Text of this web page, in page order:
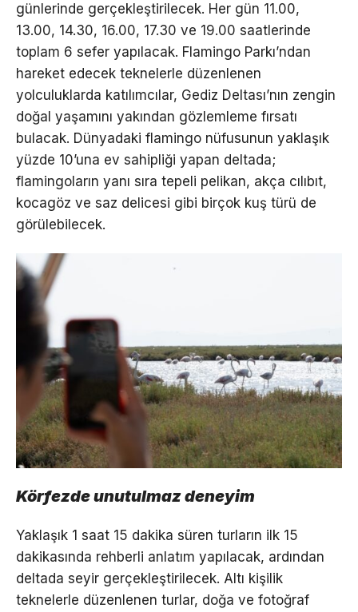
günlerinde gerçekleştirilecek. Her gün 11.00,
13.00, 14.30, 16.00, 17.30 ve 19.00 saatlerinde
toplam 6 sefer yapılacak. Flamingo Parkı’ndan
hareket edecek teknelerle düzenlenen
yolculuklarda katılımcılar, Gediz Deltası’nın zengin
doğal yaşamını yakından gözlemleme fırsatı
bulacak. Dünyadaki flamingo nüfusunun yaklaşık
yüzde 10’una ev sahipliği yapan deltada;
flamingoların yanı sıra tepeli pelikan, akça cılıbıt,
kocagöz ve saz delicesi gibi birçok kuş türü de
görülebilecek.
Körfezde unutulmaz deneyim
Yaklaşık 1 saat 15 dakika süren turların ilk 15
dakikasında rehberli anlatım yapılacak, ardından
deltada seyir gerçekleştirilecek. Altı kişilik
teknelerle düzenlenen turlar, doğa ve fotoğraf